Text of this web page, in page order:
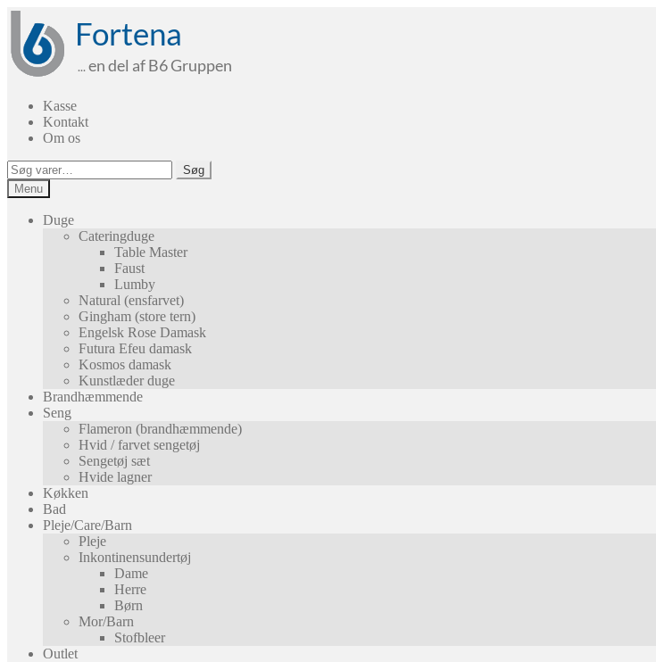
Spring
navigation
Spring
indhold
Kasse
Kontakt
Om os
Søg
efter:
Søg
Menu
Duge
Cateringduge
Table Master
Faust
Lumby
Natural (ensfarvet)
Gingham (store tern)
Engelsk Rose Damask
Futura Efeu damask
Kosmos damask
Kunstlæder duge
Brandhæmmende
Seng
Flameron (brandhæmmende)
Hvid / farvet sengetøj
Sengetøj sæt
Hvide lagner
Køkken
Bad
Pleje/Care/Barn
Pleje
Inkontinensundertøj
Dame
Herre
Børn
Mor/Barn
Stofbleer
Outlet